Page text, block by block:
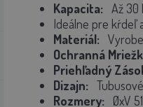
Kapacita: Až 30
Ideálne pre kŕdeľ
Materiál:
Ochranná
Priehľadný
Dizajn:
Rozmery:
ØxV